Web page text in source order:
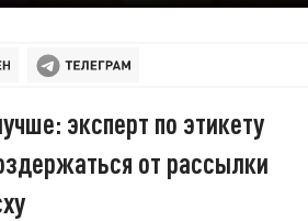
эксперт по этикету
от рассылки